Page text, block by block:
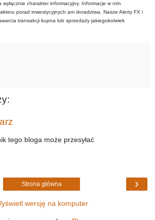
charakter informacyjny. Informacje w nim
porad inwestycyjnych ani doradztwa. Nasze Alerty FX i
transakcji kupna lub sprzedaży jakiegokolwiek
tego bloga może przesyłać
›
Strona główna
wersję na komputer